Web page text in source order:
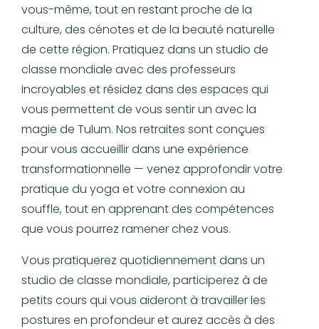
vous-même, tout en restant proche de la
culture, des cénotes et de la beauté naturelle
de cette région. Pratiquez dans un studio de
classe mondiale avec des professeurs
incroyables et résidez dans des espaces qui
vous permettent de vous sentir un avec la
magie de Tulum. Nos retraites sont conçues
pour vous accueillir dans une expérience
transformationnelle — venez approfondir votre
pratique du yoga et votre connexion au
souffle, tout en apprenant des compétences
que vous pourrez ramener chez vous.
Vous pratiquerez quotidiennement dans un
studio de classe mondiale, participerez à de
petits cours qui vous aideront à travailler les
postures en profondeur et aurez accès à des